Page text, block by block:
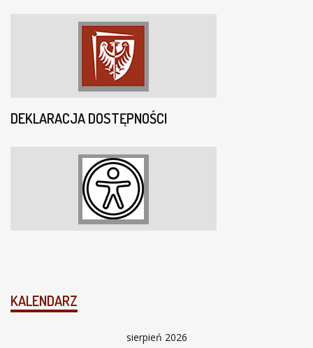
DEKLARACJA DOSTĘPNOŚCI
KALENDARZ
sierpień 2026